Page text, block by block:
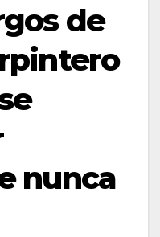
de
nunca